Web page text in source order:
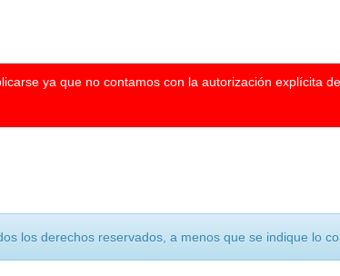
ya que no contamos con la autorización explícita
los derechos reservados, a menos que se indique lo